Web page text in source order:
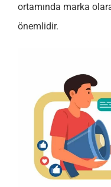
ortamında marka
önemlidir.